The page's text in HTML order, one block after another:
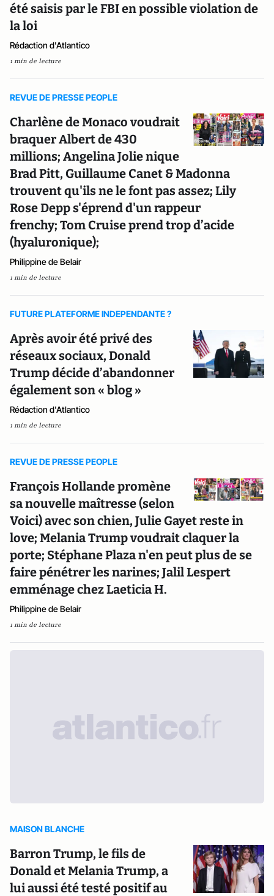
été saisis par le FBI en possible violation de
la loi
Rédaction d'Atlantico
1 min de lecture
REVUE DE PRESSE PEOPLE
Charlène de Monaco voudrait
braquer Albert de 430
millions; Angelina Jolie nique
Brad Pitt, Guillaume Canet & Madonna
trouvent qu'ils ne le font pas assez; Lily
Rose Depp s'éprend d'un rappeur
frenchy; Tom Cruise prend trop d’acide
(hyaluronique);
Philippine de Belair
1 min de lecture
FUTURE PLATEFORME INDEPENDANTE ?
Après avoir été privé des
réseaux sociaux, Donald
Trump décide d’abandonner
également son « blog »
Rédaction d'Atlantico
1 min de lecture
REVUE DE PRESSE PEOPLE
François Hollande promène
sa nouvelle maîtresse (selon
Voici) avec son chien, Julie Gayet reste in
love; Melania Trump voudrait claquer la
porte; Stéphane Plaza n'en peut plus de se
faire pénétrer les narines; Jalil Lespert
emménage chez Laeticia H.
Philippine de Belair
1 min de lecture
MAISON BLANCHE
Barron Trump, le fils de
Donald et Melania Trump, a
lui aussi été testé positif au